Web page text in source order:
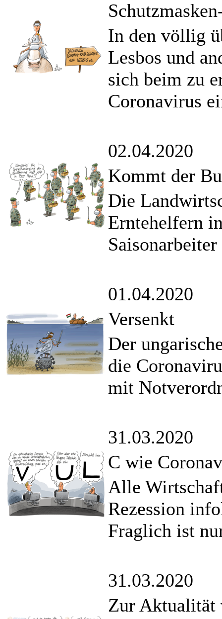
In den völlig
Lesbos und
sich beim zu
Coronavirus
02.04.2020
Kommt der
Die
Erntehelfern
01.04.2020
Versenkt
Der
die
mit
31.03.2020
C wie
Alle
Rezession
Fraglich ist
31.03.2020
Zur Aktualität